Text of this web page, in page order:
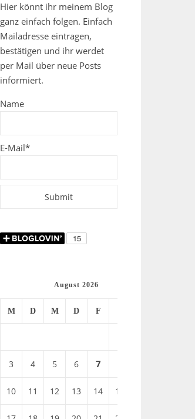
Hier könnt ihr meinem Blog
ganz einfach folgen. Einfach
Mailadresse eintragen,
bestätigen und ihr werdet
per Mail über neue Posts
informiert.
Name
E-Mail*
August 2026
M D M D F
3 4 5 6 7
10 11 12 13 14 15